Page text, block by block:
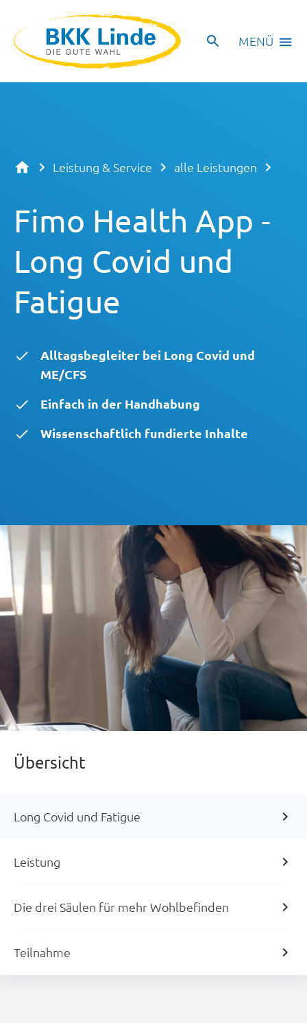
MENÜ
Leistung & Service alle Leistungen
Fimo Health App -
Long Covid und
Fatigue
Alltagsbegleiter bei Long Covid und
ME/CFS
Einfach in der Handhabung
Wissenschaftlich fundierte Inhalte
Übersicht
Long Covid und Fatigue
Leistung
Die drei Säulen für mehr Wohlbefinden
Teilnahme